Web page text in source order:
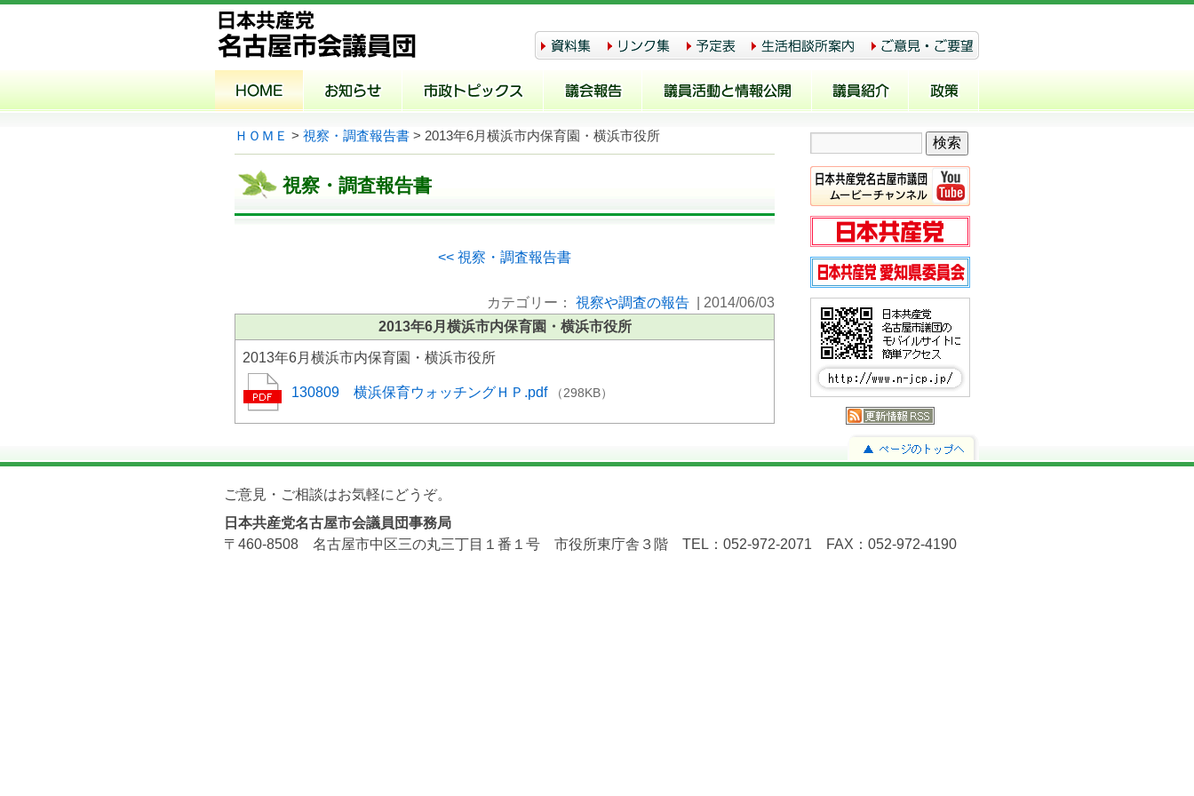
ＨＯＭＥ > 視察・調査報告書 > 2013年6月横浜市内保育園・横浜市役所
視察・調査報告書
<< 視察・調査報告書
カテゴリー： 視察や調査の報告
2014/06/03
2013年6月横浜市内保育園・横浜市役所
2013年6月横浜市内保育園・横浜市役所
130809 横浜保育ウォッチングＨＰ.pdf （298KB）
ご意見・ご相談はお気軽にどうぞ。
日本共産党名古屋市会議員団事務局
〒460-8508 名古屋市中区三の丸三丁目１番１号 市役所東庁舎３階 TEL：052-972-2071 FAX：052-972-4190